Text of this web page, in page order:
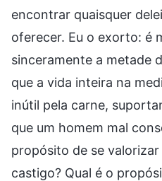
encontrar quaisquer
oferecer. Eu o exorto: é
sinceramente a metade
que a vida inteira na
inútil pela carne,
que um homem mal
propósito de se
castigo? Qual é o